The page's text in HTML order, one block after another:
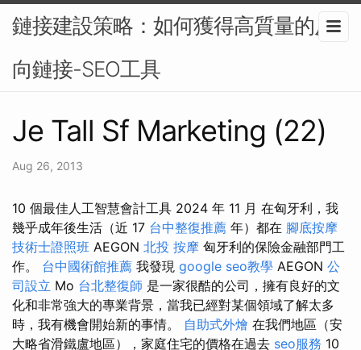
鏈接建設策略：如何獲得高質量的反
向鏈接-SEO工具
Je Tall Sf Marketing (22)
Aug 26, 2013
10 個最佳人工智慧會計工具 2024 年 11 月 在匈牙利，我
幾乎成年後生活（近 17 台中整復推薦 年）都在 腳底按摩
技術士證照班 AEGON 北投 按摩 匈牙利的保險金融部門工
作。 台中國術館推薦 我發現 google seo教學 AEGON 公
司設立 Mo 台北整復師 是一家很酷的公司，擁有良好的文
化和非常強大的專業背景，當我已經對某個領域了解太多
時，我有機會開始新的事情。 自助式外燴 在我們地區（安
大略省滑鐵盧地區），家庭住宅的價格在過去 seo服務 10